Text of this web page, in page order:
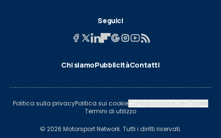
Seguici
Chi siamoPubblicitàContatti
Politica sulla privacyPolitica sui cookieConfigurazione dei Cookie
Termini di utilizzo
© 2026 Motorsport Network. Tutti i diritti riservati.